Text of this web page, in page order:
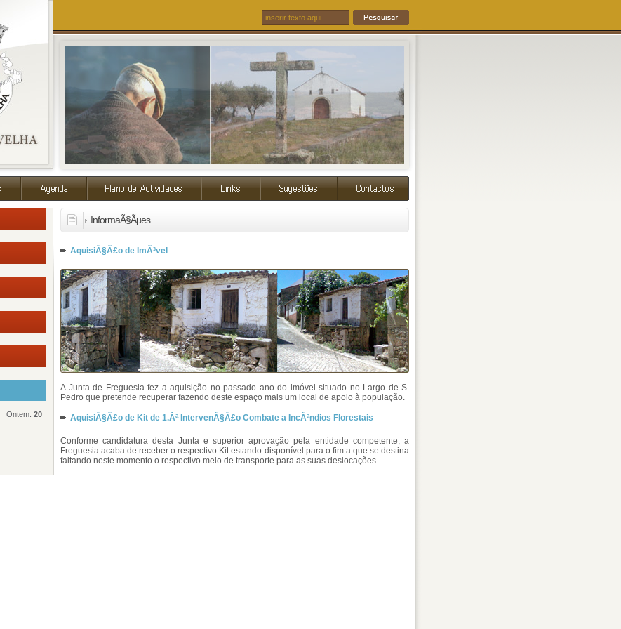
Ontem: 20
InformaÃ§Ãµes
AquisiÃ§Ã£o de ImÃ³vel
A Junta de Freguesia fez a aquisição no passado ano do imóvel situado no Largo de S.
Pedro que pretende recuperar fazendo deste espaço mais um local de apoio à população.
AquisiÃ§Ã£o de Kit de 1.Âª IntervenÃ§Ã£o Combate a IncÃªndios Florestais
Conforme candidatura desta Junta e superior aprovação pela entidade competente, a
Freguesia acaba de receber o respectivo Kit estando disponível para o fim a que se destina
faltando neste momento o respectivo meio de transporte para as suas deslocações.